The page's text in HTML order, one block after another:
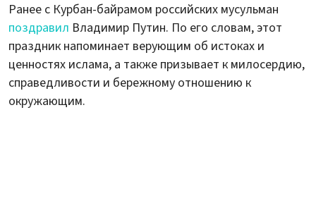
Ранее с Курбан-байрамом российских мусульман
поздравил Владимир Путин. По его словам, этот
праздник напоминает верующим об истоках и
ценностях ислама, а также призывает к милосердию,
справедливости и бережному отношению к
окружающим.